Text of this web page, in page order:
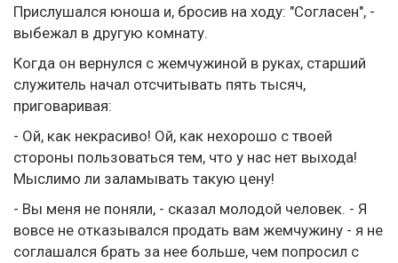
Прислушался юноша и, бросив на ходу: "Согласен", -
выбежал в другую комнату.
Когда он вернулся с жемчужиной в руках, старший
служитель начал отсчитывать пять тысяч,
приговаривая:
- Ой, как некрасиво! Ой, как нехорошо с твоей
стороны пользоваться тем, что у нас нет выхода!
Мыслимо ли заламывать такую цену!
- Вы меня не поняли, - сказал молодой человек. - Я
вовсе не отказывался продать вам жемчужину - я не
соглашался брать за нее больше, чем попросил с